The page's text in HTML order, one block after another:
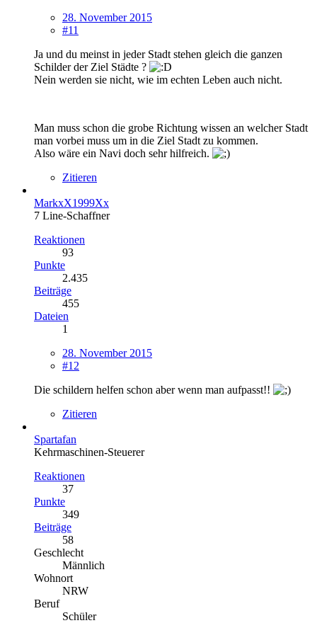
28. November 2015
#11
Ja und du meinst in jeder Stadt stehen gleich die ganzen
Schilder der Ziel Städte ?
Nein werden sie nicht, wie im echten Leben auch nicht.
Man muss schon die grobe Richtung wissen an welcher Stadt
man vorbei muss um in die Ziel Stadt zu kommen.
Also wäre ein Navi doch sehr hilfreich.
Zitieren
MarkxX1999Xx
7 Line-Schaffner
Reaktionen
93
Punkte
2.435
Beiträge
455
Dateien
1
28. November 2015
#12
Die schildern helfen schon aber wenn man aufpasst!!
Zitieren
Spartafan
Kehrmaschinen-Steuerer
Reaktionen
37
Punkte
349
Beiträge
58
Geschlecht
Männlich
Wohnort
NRW
Beruf
Schüler